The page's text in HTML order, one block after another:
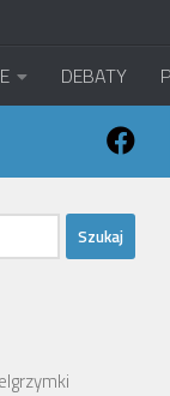
DEBATY